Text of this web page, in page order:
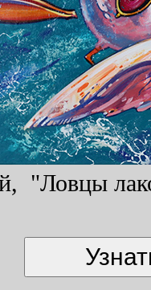
"Ловцы